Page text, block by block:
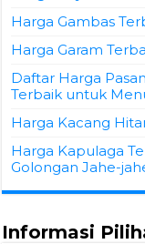
Harga Gambas
Harga Garam
Daftar Harga
Terbaik untuk
Harga Kacang
Harga Kapulaga
Golongan Jahe-
Informasi